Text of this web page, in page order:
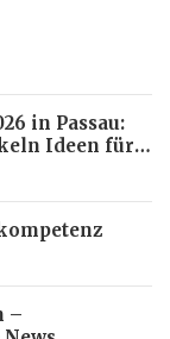
in Passau:
Ideen für
–